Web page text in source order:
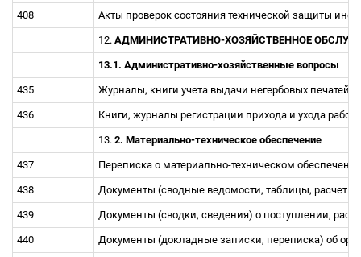
408 Акты проверок состояния технической защиты
12. АДМИНИСТРАТИВНО-ХОЗЯЙСТВЕННОЕ
13.1. Администpативно-хозяйственные вопpосы
435 Журналы, книги учета выдачи негербовых печатей,
436 Книги, жуpналы pегистpации пpихода и ухода
13. 2. Материально-техническое обеспечение
437 Пеpеписка о матеpиально-техническом
438 Документы (сводные ведомости, таблицы, pасчеты,
439 Документы (сводки, сведения) о поступлении,
440 Документы (докладные записки, переписка) об